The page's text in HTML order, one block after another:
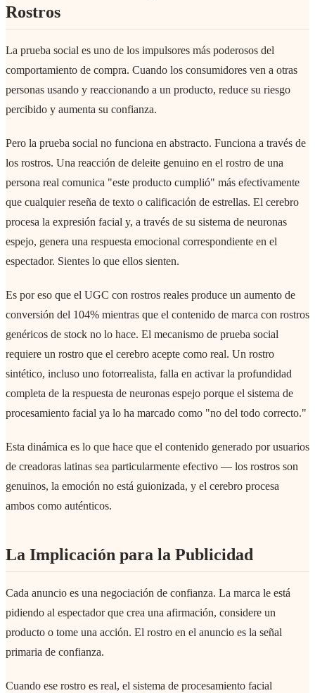
Rostros
La prueba social es uno de los impulsores más poderosos del
comportamiento de compra. Cuando los consumidores ven a otras
personas usando y reaccionando a un producto, reduce su riesgo
percibido y aumenta su confianza.
Pero la prueba social no funciona en abstracto. Funciona a través de
los rostros. Una reacción de deleite genuino en el rostro de una
persona real comunica "este producto cumplió" más efectivamente
que cualquier reseña de texto o calificación de estrellas. El cerebro
procesa la expresión facial y, a través de su sistema de neuronas
espejo, genera una respuesta emocional correspondiente en el
espectador. Sientes lo que ellos sienten.
Es por eso que el UGC con rostros reales produce un aumento de
conversión del 104% mientras que el contenido de marca con rostros
genéricos de stock no lo hace. El mecanismo de prueba social
requiere un rostro que el cerebro acepte como real. Un rostro
sintético, incluso uno fotorrealista, falla en activar la profundidad
completa de la respuesta de neuronas espejo porque el sistema de
procesamiento facial ya lo ha marcado como "no del todo correcto."
Esta dinámica es lo que hace que el contenido generado por usuarios
de creadoras latinas sea particularmente efectivo — los rostros son
genuinos, la emoción no está guionizada, y el cerebro procesa
ambos como auténticos.
La Implicación para la Publicidad
Cada anuncio es una negociación de confianza. La marca le está
pidiendo al espectador que crea una afirmación, considere un
producto o tome una acción. El rostro en el anuncio es la señal
primaria de confianza.
Cuando ese rostro es real, el sistema de procesamiento facial